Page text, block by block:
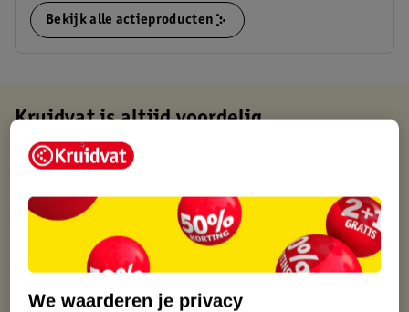
Bekijk alle actieproducten
Kruidvat is altijd voordelig
Gratis ophalen in de winkel
Gratis thuisbezorgd vanaf 50.00
Gratis retourneren binnen 30 dagen
Gratis punten met je Kruidvat kaart
We waarderen je privacy